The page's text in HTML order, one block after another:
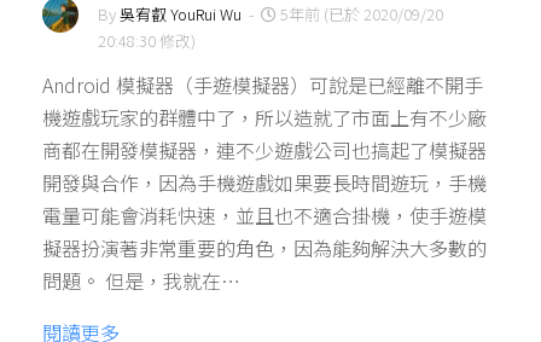
By吳宥叡 YouRui Wu -
5年前 (已於 2020/09/20
20:48:30 修改)
Android 模擬器（手遊模擬器）可說是已經離不開手
機遊戲玩家的群體中了，所以造就了市面上有不少廠
商都在開發模擬器，連不少遊戲公司也搞起了模擬器
開發與合作，因為手機遊戲如果要長時間遊玩，手機
電量可能會消耗快速，並且也不適合掛機，使手遊模
擬器扮演著非常重要的角色，因為能夠解決大多數的
問題。 但是，我就在…
閱讀更多